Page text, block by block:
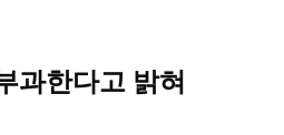
과한다고 밝혀